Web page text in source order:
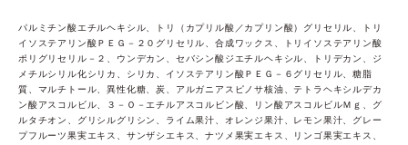
パルミチン酸エチルヘキシル、トリ（カプリル酸／カプリン酸）グリセリル、トリ
イソステアリン酸ＰＥＧ－２０グリセリル、合成ワックス、トリイソステアリン酸
ポリグリセリル－２、ウンデカン、セバシン酸ジエチルヘキシル、トリデカン、ジ
メチルシリル化シリカ、シリカ、イソステアリン酸ＰＥＧ－６グリセリル、糖脂
質、マルチトール、異性化糖、炭、アルガニアスピノサ核油、テトラヘキシルデカ
ン酸アスコルビル、３－Ｏ－エチルアスコルビン酸、リン酸アスコルビルＭｇ、グ
ルタチオン、グリシルグリシン、ライム果汁、オレンジ果汁、レモン果汁、グレー
プフルーツ果実エキス、サンザシエキス、ナツメ果実エキス、リンゴ果実エキス、